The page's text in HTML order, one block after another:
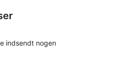
indsendt nogen